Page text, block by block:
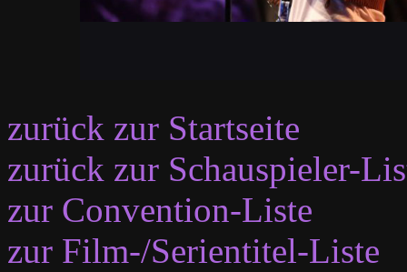
zurück zur Startseite
zurück zur Schauspieler-
zur Convention-Liste
zur Film-/Serientitel-Liste